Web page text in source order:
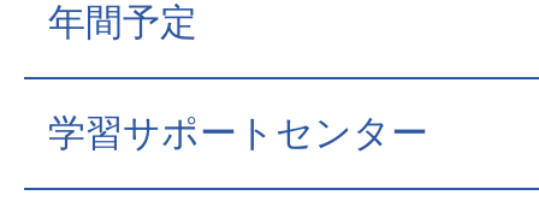
年間予定
学習サポートセンター